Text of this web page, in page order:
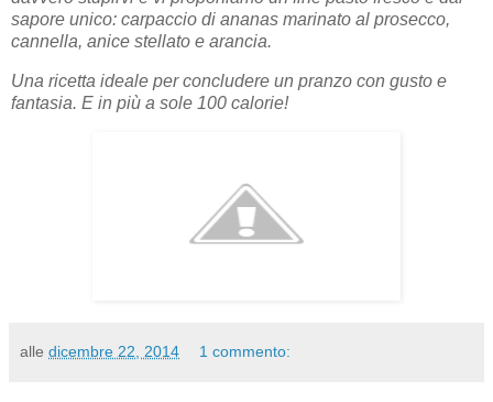
sapore unico: carpaccio di ananas marinato al prosecco,
cannella, anice stellato e arancia.
Una ricetta ideale per concludere un pranzo con gusto e
fantasia. E in più a sole 100 calorie!
alle dicembre 22, 2014 1 commento: